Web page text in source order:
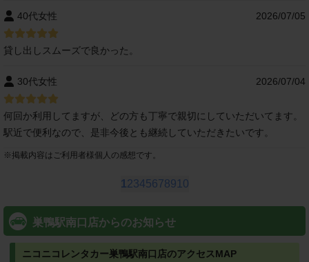
40代女性 2026/07/05
貸し出しスムーズで良かった。
30代女性 2026/07/04
何回か利用してますが、どの方も丁寧で親切にしていただいてます。
駅近で便利なので、是非今後とも継続していただきたいです。
※ 掲載内容はご利用者様個人の感想です。
123456 78910
巣鴨駅南口店からのお知らせ
ニコニコレンタカー巣鴨駅南口店のアクセスMAP